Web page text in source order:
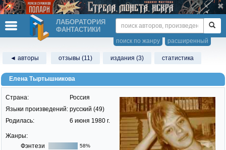
ЛАБОРАТОРИЯ
ФАНТАСТИКИ
расширенный
поиск по жанру
◄ авторы отзывы (11) издания (3) статистика
Елена Тыртышникова
Страна:
Россия
Языки произведений: русский (49)
Родилась:
6 июня 1980 г.
Жанры:
Фэнтези
58%